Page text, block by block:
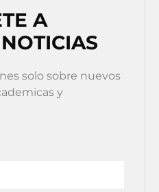
A
solo sobre nuevos
y